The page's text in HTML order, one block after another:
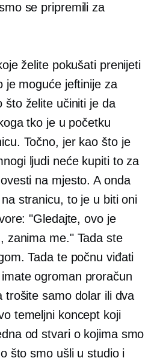
se pripremili za
želite pokušati prenijeti
je moguće jeftinije za
što želite učiniti je da
tko je u početku
Točno, jer kao što je
ljudi neće kupiti to za
na mjesto. A onda
stranicu, to je u biti oni
"Gledajte, ovo je
zanima me." Tada ste
Tada te počnu viđati
ogroman proračun
trošite samo dolar ili dva
temeljni koncept koji
od stvari o kojima smo
što smo ušli u studio i